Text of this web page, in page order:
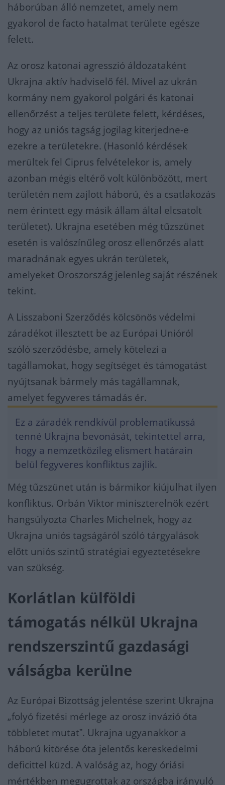
háborúban álló nemzetet, amely nem
gyakorol de facto hatalmat területe egésze
felett.
Az orosz katonai agresszió áldozataként
Ukrajna aktív hadviselő fél. Mivel az ukrán
kormány nem gyakorol polgári és katonai
ellenőrzést a teljes területe felett, kérdéses,
hogy az uniós tagság jogilag kiterjedne-e
ezekre a területekre. (Hasonló kérdések
merültek fel Ciprus felvételekor is, amely
azonban mégis eltérő volt különbözött, mert
területén nem zajlott háború, és a csatlakozás
nem érintett egy másik állam által elcsatolt
területet). Ukrajna esetében még tűzszünet
esetén is valószínűleg orosz ellenőrzés alatt
maradnának egyes ukrán területek,
amelyeket Oroszország jelenleg saját részének
tekint.
A Lisszaboni Szerződés kölcsönös védelmi
záradékot illesztett be az Európai Unióról
szóló szerződésbe, amely kötelezi a
tagállamokat, hogy segítséget és támogatást
nyújtsanak bármely más tagállamnak,
amelyet fegyveres támadás ér.
Ez a záradék rendkívül problematikussá
tenné Ukrajna bevonását, tekintettel arra,
hogy a nemzetközileg elismert határain
belül fegyveres konfliktus zajlik.
Még tűzszünet után is bármikor kiújulhat ilyen
konfliktus. Orbán Viktor miniszterelnök ezért
hangsúlyozta Charles Michelnek, hogy az
Ukrajna uniós tagságáról szóló tárgyalások
előtt uniós szintű stratégiai egyeztetésekre
van szükség.
Korlátlan külföldi
támogatás nélkül Ukrajna
rendszerszintű gazdasági
válságba kerülne
Az Európai Bizottság jelentése szerint Ukrajna
„folyó fizetési mérlege az orosz invázió óta
többletet mutatˮ. Ukrajna ugyanakkor a
háború kitörése óta jelentős kereskedelmi
deficittel küzd. A valóság az, hogy óriási
mértékben megugrottak az országba irányuló